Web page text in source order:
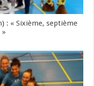
: « Sixième, septième